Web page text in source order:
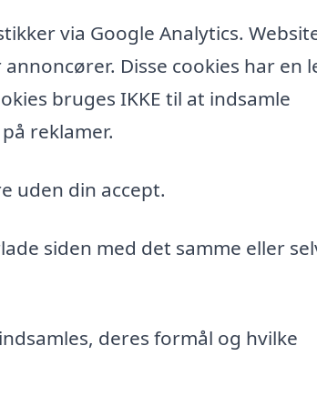
via Google Analytics.
Disse cookies har en
bruges IKKE til at indsamle
reklamer.
uden din accept.
siden med det samme eller
deres formål og hvilke